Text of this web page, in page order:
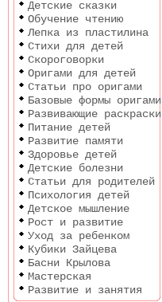
Детские сказки
Обучение чтению
Лепка из пластилина
Стихи для детей
Скороговорки
Оригами для детей
Статьи про оригами
Базовые формы оригами
Развивающие раскраски
Питание детей
Развитие памяти
Здоровье детей
Детские болезни
Статьи для родителей
Психология детей
Детское мышление
Рост и развитие
Уход за ребенком
Кубики Зайцева
Басни Крылова
Мастерская
Развитие и занятия